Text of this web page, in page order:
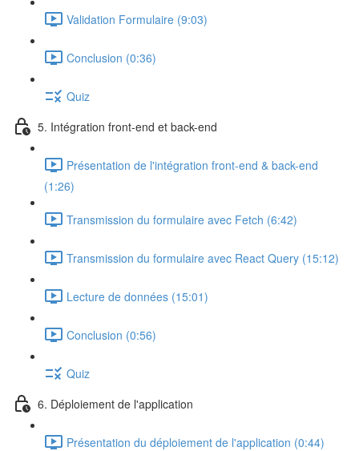
Validation Formulaire (9:03)
Conclusion (0:36)
Quiz
5. Intégration front-end et back-end
Présentation de l'intégration front-end & back-end
(1:26)
Transmission du formulaire avec Fetch (6:42)
Transmission du formulaire avec React Query (15:12)
Lecture de données (15:01)
Conclusion (0:56)
Quiz
6. Déploiement de l'application
Présentation du déploiement de l'application (0:44)